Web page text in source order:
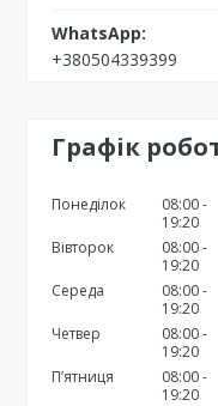
+380504339399
Графік
Понеділок
08:00
19:20
Вівторок
08:00
19:20
Середа
08:00
19:20
Четвер
08:00
19:20
Пʼятниця
08:00
19:20